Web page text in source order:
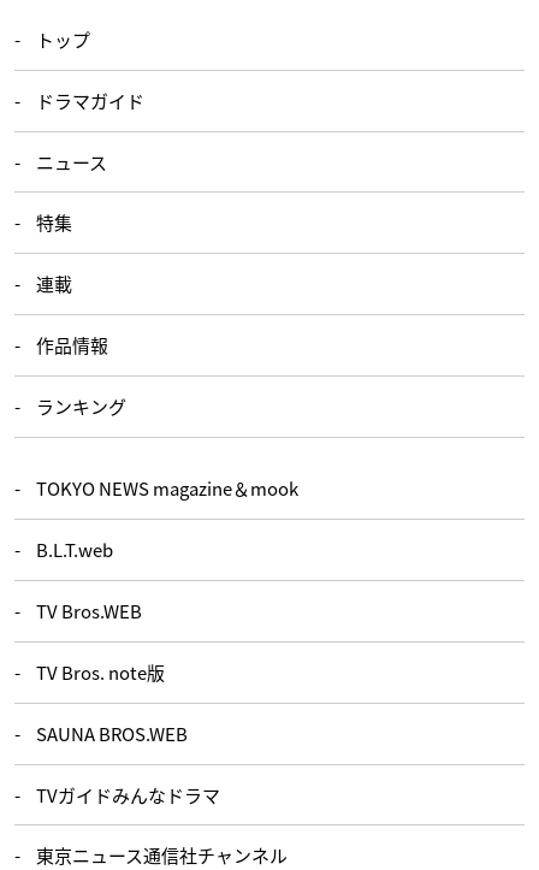
トップ
ドラマガイド
ニュース
特集
連載
作品情報
ランキング
TOKYO NEWS magazine＆mook
B.L.T.web
TV Bros.WEB
TV Bros. note版
SAUNA BROS.WEB
TVガイドみんなドラマ
東京ニュース通信社チャンネル